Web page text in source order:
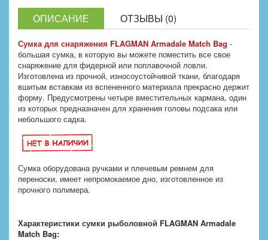
ОПИСАНИЕ ОТЗЫВЫ (0)
Сумка для снаряжения FLAGMAN Armadale Match Bag -
большая сумка, в которую вы можете поместить все свое
снаряжение для фидерной или поплавочной ловли.
Изготовлена из прочной, износоустойчивой ткани, благодаря
вшитым вставкам из вспененного материала прекрасно держит
форму. Предусмотрены четыре вместительных кармана, один
из которых предназначен для хранения головы подсака или
небольшого садка.
Сумка оборудована ручками и плечевым ремнем для
переноски, имеет непромокаемое дно, изготовленное из
прочного полимера.
Характеристики сумки рыболовной FLAGMAN Armadale
Match Bag: